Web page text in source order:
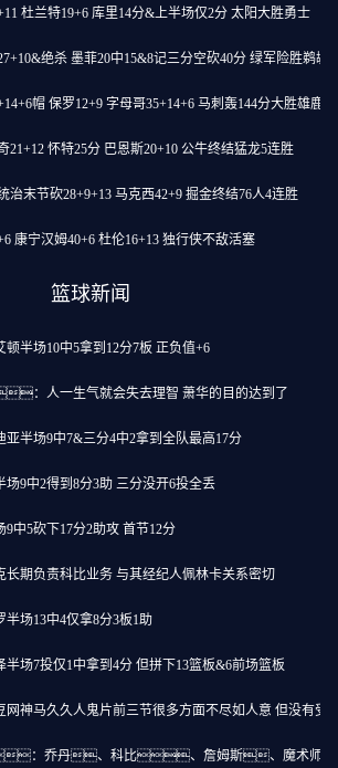
杜兰特19+6 库里14分&上半场仅2分 太阳大胜勇士
绝杀 墨菲20中15&8记三分空砍40分 绿军险胜鹈鹕
帽 保罗12+9 字母哥35+14+6 马刺轰144分大胜雄鹿
21+12 怀特25分 巴恩斯20+10 公牛终结猛龙5连胜
治末节砍28+9+13 马克西42+9 掘金终结76人4连胜
康宁汉姆40+6 杜伦16+13 独行侠不敌活塞
篮球新闻
场10中5拿到12分7板 正负值+6
：人一生气就会失去理智 萧华的目的达到了
半场9中7&三分4中2拿到全队最高17分
9中2得到8分3助 三分没开6投全丢
5砍下17分2助攻 首节12分
期负责科比业务 与其经纪人佩林卡关系密切
场13中4仅拿8分3板1助
场7投仅1中拿到4分 但拼下13篮板&6前场篮板
神马久久人鬼片前三节很多方面不尽如人意 但没有受
5：乔丹、科比、詹姆斯、魔术师